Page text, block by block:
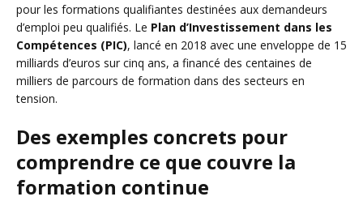
pour les formations qualifiantes destinées aux demandeurs
d’emploi peu qualifiés. Le Plan d’Investissement dans les
Compétences (PIC), lancé en 2018 avec une enveloppe de 15
milliards d’euros sur cinq ans, a financé des centaines de
milliers de parcours de formation dans des secteurs en
tension.
Des exemples concrets pour
comprendre ce que couvre la
formation continue